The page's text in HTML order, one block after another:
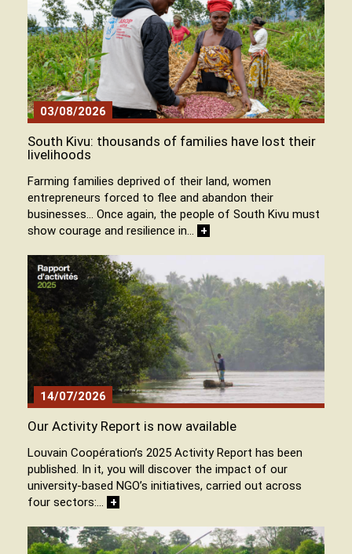
03/08/2026
South Kivu: thousands of families have lost their
livelihoods
Farming families deprived of their land, women
entrepreneurs forced to flee and abandon their
businesses… Once again, the people of South Kivu must
show courage and resilience in… +
14/07/2026
Our Activity Report is now available
Louvain Coopération’s 2025 Activity Report has been
published. In it, you will discover the impact of our
university-based NGO’s initiatives, carried out across
four sectors:… +